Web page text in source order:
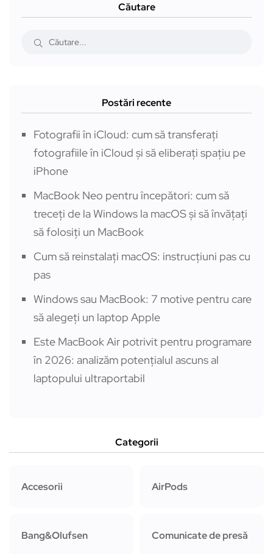
Căutare
Postări recente
Fotografii în iCloud: cum să transferați
fotografiile în iCloud și să eliberați spațiu pe
iPhone
MacBook Neo pentru începători: cum să
treceți de la Windows la macOS și să învățați
să folosiți un MacBook
Cum să reinstalați macOS: instrucțiuni pas cu
pas
Windows sau MacBook: 7 motive pentru care
să alegeți un laptop Apple
Este MacBook Air potrivit pentru programare
în 2026: analizăm potențialul ascuns al
laptopului ultraportabil
Categorii
Accesorii AirPods
Bang&Olufsen Comunicate de presă